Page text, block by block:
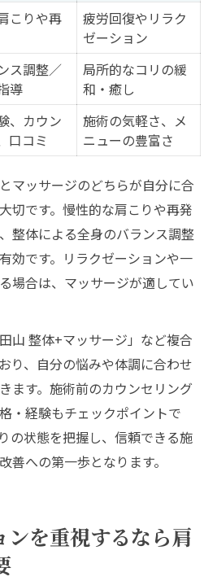
こりや再
疲労回復やリラク
ゼーション
ス調整／
導
局所的なコリの緩
和・癒し
、カウン
口コミ
施術の気軽さ、メ
ニューの豊富さ
マッサージのどちらが自分に合
切です。慢性的な肩こりや再発
整体による全身のバランス調整
効です。リラクゼーションや一
場合は、マッサージが適してい
山 整体+マッサージ」など複合
り、自分の悩みや体調に合わせ
ます。施術前のカウンセリング
・経験もチェックポイントで
の状態を把握し、信頼できる施
善への第一歩となります。
ンを重視するなら肩